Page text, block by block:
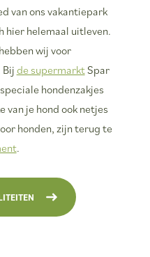
van ons vakantiepark
hier helemaal uitleven.
wij voor
de supermarktSpar
hondenzakjes
van je hond ook netjes
honden, zijn terug te
.